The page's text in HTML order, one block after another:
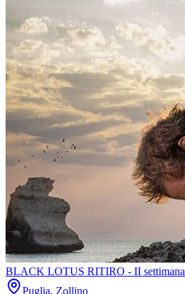
BLACK LOTUS RITIRO - II settimana
Puglia, Zollino